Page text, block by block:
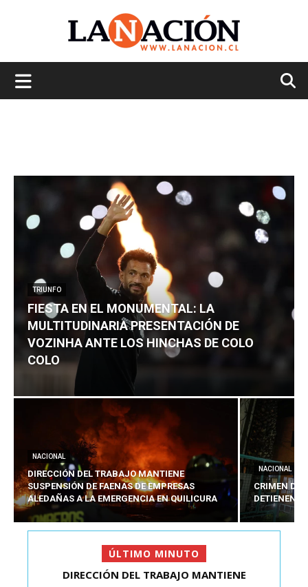
TRIUNFO
FIESTA EN EL MONUMENTAL: LA
MULTITUDINARIA PRESENTACIÓN DE
VOZINHA ANTE LOS HINCHAS DE COLO
COLO
NACIONAL
DIRECCIÓN DEL TRABAJO MANTIENE
SUSPENSIÓN DE FAENAS DE EMPRESAS
ALEDAÑAS A LA EMERGENCIA EN QUILICURA
NACIONAL
CRIMEN DE
DETIENEN
ÚLTIMO MINUTO
CRIMEN DE ESTUDIANTE EN SAN BERNARDO: